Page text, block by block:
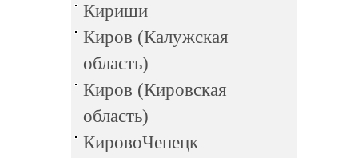
Кириши
Киров (Калужская
область)
Киров (Кировская
область)
КировоЧепецк